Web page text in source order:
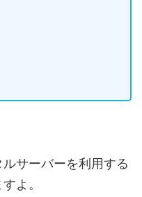
サーバーを利用する
よ。